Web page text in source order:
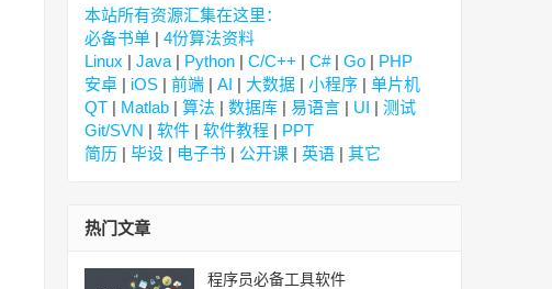
本站所有资源汇集在这里：
必备书单 | 4份算法资料
Linux | Java | Python | C/C++ | C#| Go | PHP
安卓 | iOS | 前端 | AI | 大数据 | 小程序 | 单片机
QT | Matlab | 算法 | 数据库 | 易语言 | UI | 测试
Git/SVN | 软件 | 软件教程 | PPT
简历 | 毕设 | 电子书 | 公开课 | 英语 | 其它
热门文章
程序员必备工具软件